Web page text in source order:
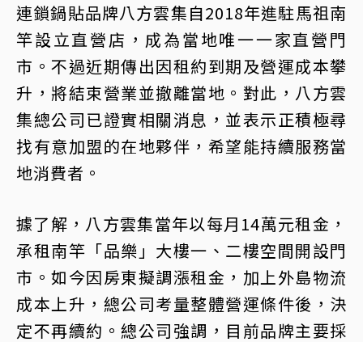
連鎖鍋貼品牌八方雲集自2018年進駐馬祖南
竿設立直營店，成為當地唯一一家直營門
市。不過近期傳出因租約到期及營運成本攀
升，將結束營業並撤離當地。對此，八方雲
集總公司已證實相關消息，並表示正積極尋
找有意加盟的在地夥伴，希望能持續服務當
地消費者。
據了解，八方雲集當年以每月14萬元租金，
承租南竿「品樂」大樓一、二樓空間開設門
市。如今因房東擬調漲租金，加上外島物流
成本上升，總公司考量整體營運條件後，決
定不再續約。總公司強調，目前品牌主要採